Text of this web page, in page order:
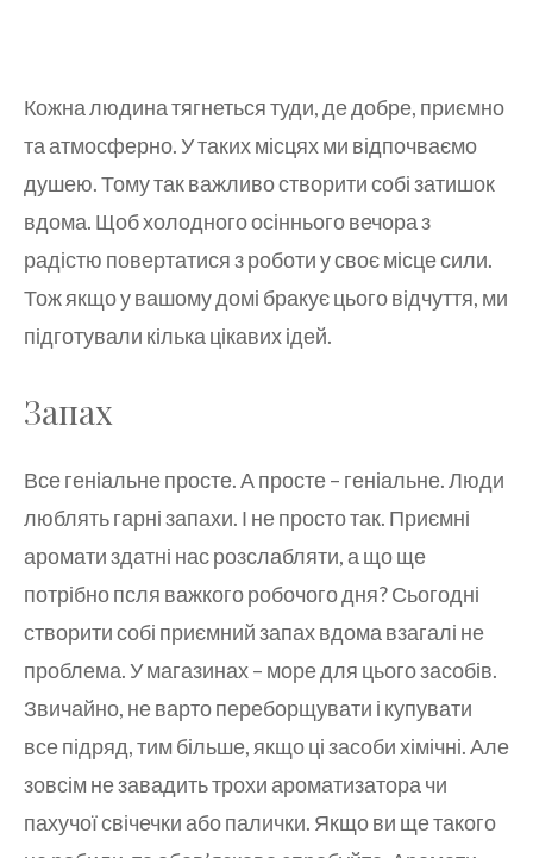
Кожна людина тягнеться туди, де добре, приємно
та атмосферно. У таких місцях ми відпочваємо
душею. Тому так важливо створити собі затишок
вдома. Щоб холодного осіннього вечора з
радістю повертатися з роботи у своє місце сили.
Тож якщо у вашому домі бракує цього відчуття, ми
підготували кілька цікавих ідей.
Запах
Все геніальне просте. А просте – геніальне. Люди
люблять гарні запахи. І не просто так. Приємні
аромати здатні нас розслабляти, а що ще
потрібно псля важкого робочого дня? Сьогодні
створити собі приємний запах вдома взагалі не
проблема. У магазинах – море для цього засобів.
Звичайно, не варто переборщувати і купувати
все підряд, тим більше, якщо ці засоби хімічні. Але
зовсім не завадить трохи ароматизатора чи
пахучої свічечки або палички. Якщо ви ще такого